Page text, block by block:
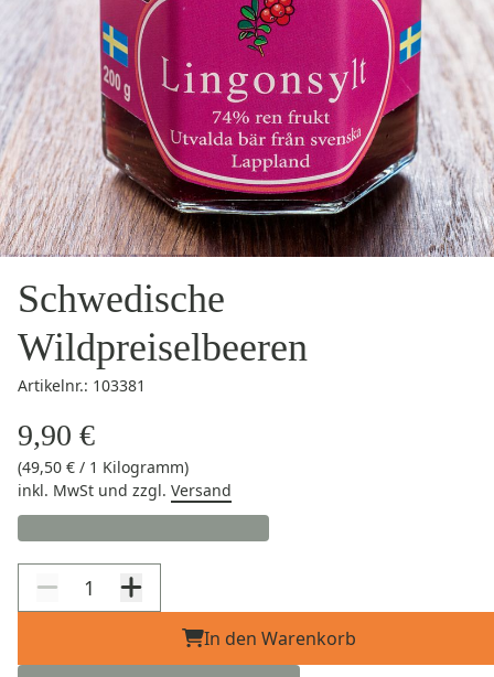
Schwedische
Wildpreiselbeeren
Artikelnr.: 103381
9,90 €
(49,50 € / 1 Kilogramm)
inkl. MwSt und zzgl. Versand
In den Warenkorb